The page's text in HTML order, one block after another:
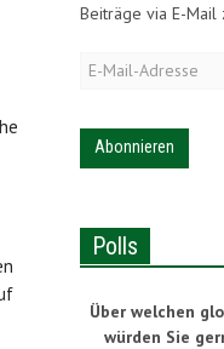
Beiträge via E-Mail
E-
Polls
Über welchen
würden Sie